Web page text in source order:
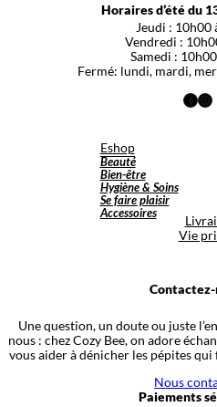
Horaires d’été du
Jeudi : 10h00
Vendredi :
Samedi :
Fermé: lundi, mardi,
Eshop
Beauté
Bien-être
Hygiène & Soins
Se faire plaisir
Accessoires
Vie
Contactez-
Une question, un doute ou juste
nous : chez Cozy Bee, on adore
vous aider à dénicher les pépites
Nous
Paiements